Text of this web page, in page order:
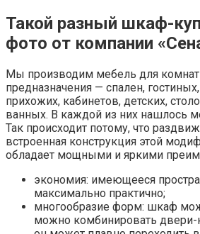
Такой разный шкаф-
фото от компании
Мы производим мебель для
предназначения — спален,
прихожих, кабинетов, детских,
ванных. В каждой из них нашлось
Так происходит потому, что
встроенная конструкция этой
обладает мощными и яркими
экономия: имеющееся
максимально практично;
многообразие форм: шкаф
можно комбинировать